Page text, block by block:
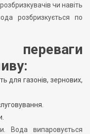
чи навіть
розбризкується по
для газонів, зернових,
Вода випаровується